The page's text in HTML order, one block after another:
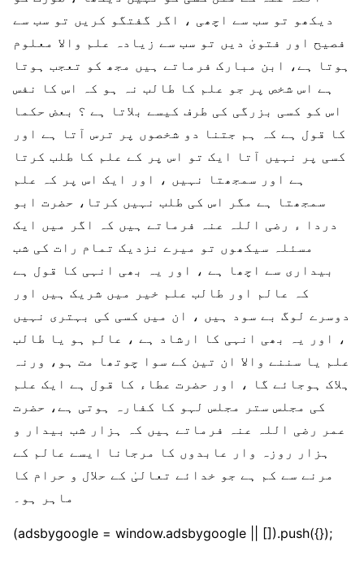
دیکھو تو سب سے اچھی ، اگر گفتگو کریں تو سب سے
فصیح اور فتویٰ دیں تو سب سے زیادہ علم والا معلوم
ہوتا ہے، ابن مبارک فرماتے ہیں مجھ کو تعجب ہوتا
ہے اس شخص پر جو علم کا طالب نہ ہو کہ اس کا نفس
اس کو کسی بزرگی کی طرف کیسے بلاتا ہے ؟ بعض حکما
کا قول ہے کہ ہم جتنا دو شخصوں پر ترس آتا ہے اور
کسی پر نہیں آتا ایک تو اس پر کے علم کا طلب کرتا
ہے اور سمجھتا نہیں ، اور ایک اس پر کہ علم
سمجھتا ہے مگر اس کی طلب نہیں کرتا، حضرت ابو
دردا ء رضی اللہ عنہ فرماتے ہیں کہ اگر میں ایک
مسئلہ سیکھوں تو میرے نزدیک تمام رات کی شب
بیداری سے اچھا ہے ، اور یہ بھی انہی کا قول ہے
کہ عالم اور طالب علم خیر میں شریک ہیں اور
دوسرے لوگ بے سود ہیں ، ان میں کسی کی بہتری نہیں
، اور یہ بھی انہی کا ارشاد ہے ، عالم ہو یا طالب
علم یا سننے والا ان تین کے سوا چوتھا مت ہو، ورنہ
ہلاک ہوجائے گا ، اور حضرت عطاء کا قول ہے ایک علم
کی مجلس ستر مجلس لہو کا کفارہ ہوتی ہے، حضرت
عمر رضی اللہ عنہ فرماتے ہیں کہ ہزار شب بیدار و
ہزار روزہ وار عابدوں کا مرجانا ایسے عالم کے
مرنے سے کم ہے جو خدائے تعالیٰ کے حلال و حرام کا
ماہر ہو۔
(adsbygoogle = window.adsbygoogle || []).push({});